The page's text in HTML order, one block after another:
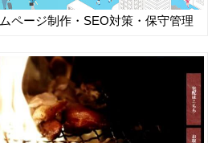
ージ制作・SEO対策・保守管理